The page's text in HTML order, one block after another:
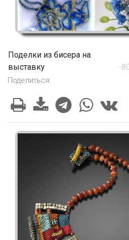
Поделки из бисера на
выставку
-
Поделиться: